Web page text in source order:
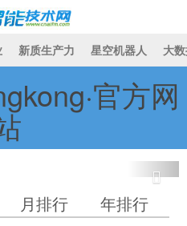
官方网
菇视频下载
新质生产力 星空机器人 大
解锁PC级生产力大屏AI平板
月排行 年排行